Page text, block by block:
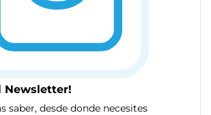
Newsletter!
saber, desde donde necesites